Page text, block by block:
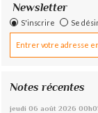
Newsletter
S'inscrire Se
Notes récentes
jeudi 06 août 2026